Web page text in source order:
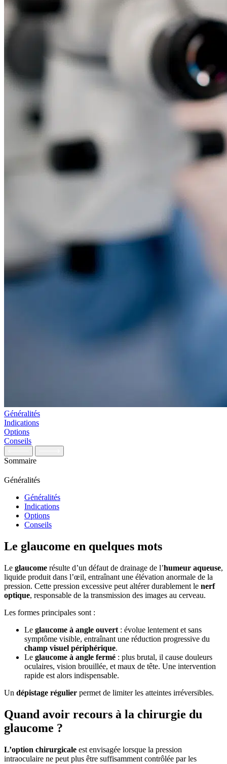
Généralités
Indications
Options
Conseils
Sommaire
Généralités
Généralités
Indications
Options
Conseils
Le glaucome en quelques mots
Le glaucome résulte d’un défaut de drainage de l’humeur aqueuse,
liquide produit dans l’œil, entraînant une élévation anormale de la
pression. Cette pression excessive peut altérer durablement le nerf
optique, responsable de la transmission des images au cerveau.
Les formes principales sont :
Le glaucome à angle ouvert : évolue lentement et sans
symptôme visible, entraînant une réduction progressive du
champ visuel périphérique.
Le glaucome à angle fermé : plus brutal, il cause douleurs
oculaires, vision brouillée, et maux de tête. Une intervention
rapide est alors indispensable.
Un dépistage régulier permet de limiter les atteintes irréversibles.
Quand avoir recours à la chirurgie du
glaucome ?
L’option chirurgicale est envisagée lorsque la pression
intraoculaire ne peut plus être suffisamment contrôlée par les